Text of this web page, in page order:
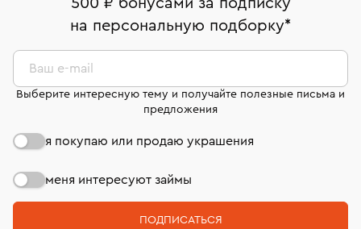
комиссионных украшений и часов смотрите на
странице«Возврат украшений»
филиала - 1 день, не считая день бронирования.
На особо ценные изделия получены
сертификаты МГУ и других геммологических
лабораторий
500 ₽ бонусами за подписку
на персональную подборку*
Ваш e-mail
Выберите интересную тему и получайте полезные письма и
предложения
я покупаю или продаю украшения
меня интересуют займы
ПОДПИСАТЬСЯ